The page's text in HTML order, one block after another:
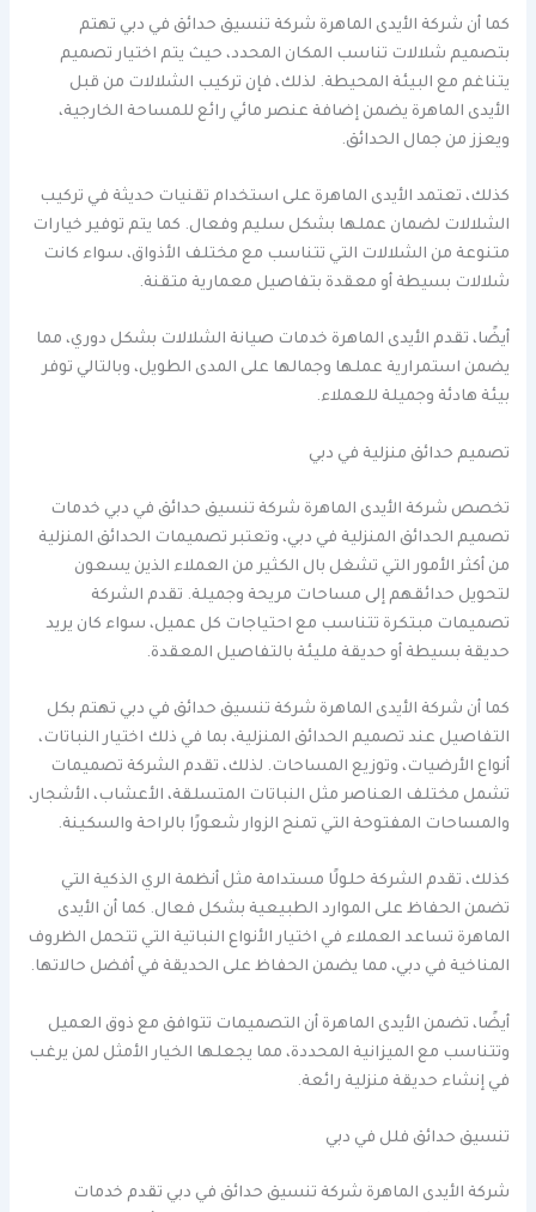
كما أن شركة الأيدى الماهرة شركة تنسيق حدائق في دبي تهتم
بتصميم شلالات تناسب المكان المحدد، حيث يتم اختيار تصميم
يتناغم مع البيئة المحيطة. لذلك، فإن تركيب الشلالات من قبل
الأيدى الماهرة يضمن إضافة عنصر مائي رائع للمساحة الخارجية،
ويعزز من جمال الحدائق.
كذلك، تعتمد الأيدى الماهرة على استخدام تقنيات حديثة في تركيب
الشلالات لضمان عملها بشكل سليم وفعال. كما يتم توفير خيارات
متنوعة من الشلالات التي تتناسب مع مختلف الأذواق، سواء كانت
شلالات بسيطة أو معقدة بتفاصيل معمارية متقنة.
أيضًا، تقدم الأيدى الماهرة خدمات صيانة الشلالات بشكل دوري، مما
يضمن استمرارية عملها وجمالها على المدى الطويل، وبالتالي توفر
بيئة هادئة وجميلة للعملاء.
تصميم حدائق منزلية في دبي
تخصص شركة الأيدى الماهرة شركة تنسيق حدائق في دبي خدمات
تصميم الحدائق المنزلية في دبي، وتعتبر تصميمات الحدائق المنزلية
من أكثر الأمور التي تشغل بال الكثير من العملاء الذين يسعون
لتحويل حدائقهم إلى مساحات مريحة وجميلة. تقدم الشركة
تصميمات مبتكرة تتناسب مع احتياجات كل عميل، سواء كان يريد
حديقة بسيطة أو حديقة مليئة بالتفاصيل المعقدة.
كما أن شركة الأيدى الماهرة شركة تنسيق حدائق في دبي تهتم بكل
التفاصيل عند تصميم الحدائق المنزلية، بما في ذلك اختيار النباتات،
أنواع الأرضيات، وتوزيع المساحات. لذلك، تقدم الشركة تصميمات
تشمل مختلف العناصر مثل النباتات المتسلقة، الأعشاب، الأشجار،
والمساحات المفتوحة التي تمنح الزوار شعورًا بالراحة والسكينة.
كذلك، تقدم الشركة حلولًا مستدامة مثل أنظمة الري الذكية التي
تضمن الحفاظ على الموارد الطبيعية بشكل فعال. كما أن الأيدى
الماهرة تساعد العملاء في اختيار الأنواع النباتية التي تتحمل الظروف
المناخية في دبي، مما يضمن الحفاظ على الحديقة في أفضل حالاتها.
أيضًا، تضمن الأيدى الماهرة أن التصميمات تتوافق مع ذوق العميل
وتتناسب مع الميزانية المحددة، مما يجعلها الخيار الأمثل لمن يرغب
في إنشاء حديقة منزلية رائعة.
تنسيق حدائق فلل في دبي
شركة الأيدى الماهرة شركة تنسيق حدائق في دبي تقدم خدمات